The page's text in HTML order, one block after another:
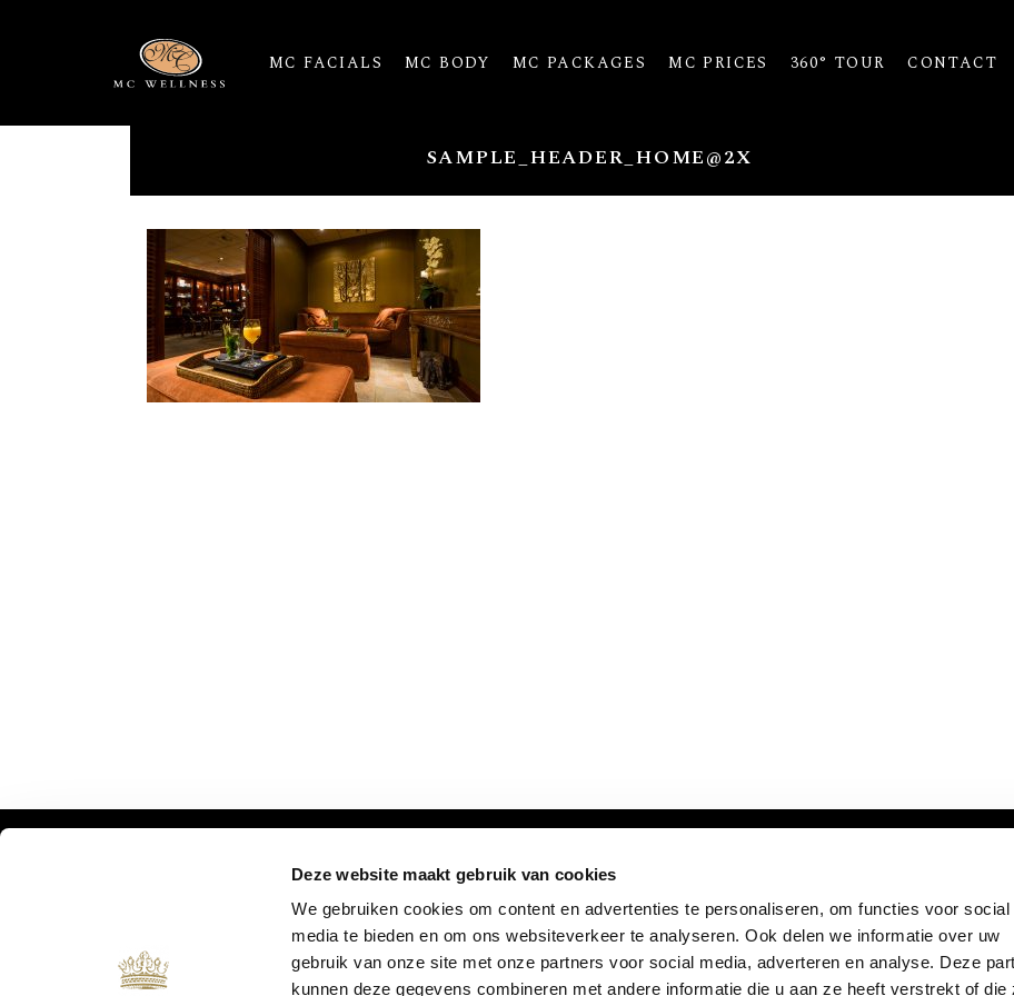
Deze website maakt gebruik van cookies
We gebruiken cookies om content en advertenties te personaliseren, om functies voor social
media te bieden en om ons websiteverkeer te analyseren. Ook delen we informatie over uw
gebruik van onze site met onze partners voor social media, adverteren en analyse. Deze
kunnen deze gegevens combineren met andere informatie die u aan ze heeft verstrekt of die
MC FACIALS MC BODY MC PACKAGES MC PRICES 360° TOUR CONTACT
SAMPLE_HEADER_HOME@2X